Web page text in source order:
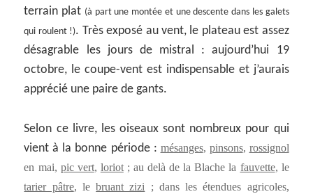
terrain plat (à part une montée et une descente dans les galets
qui roulent !). Très exposé au vent, le plateau est assez
désagrable les jours de mistral : aujourd’hui 19
octobre, le coupe-vent est indispensable et j’aurais
apprécié une paire de gants.
Selon ce livre, les oiseaux sont nombreux pour qui
vient à la bonne période : mésanges, pinsons, rossignol
en mai, pic vert, loriot; au delà de la Blache la fauvette, le
tarier pâtre, lebruant zizi ; dans les étendues agricoles,